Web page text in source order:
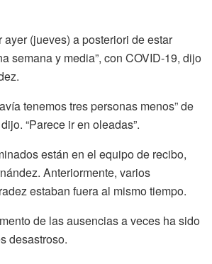
ayer (jueves) a posteriori de estar
semana y media”, con COVID-19, dijo
tenemos tres personas menos” de
“Parece ir en oleadas”.
están en el equipo de recibo,
Anteriormente, varios
estaban fuera al mismo tiempo.
de las ausencias a veces ha sido
desastroso.